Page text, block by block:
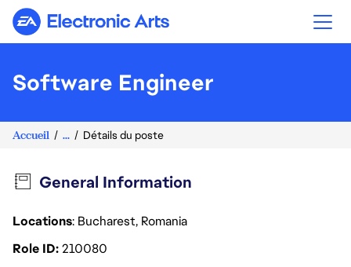
Electronic Arts
Software Engineer
Accueil ... Détails du poste
General Information
Locations: Bucharest, Romania
Role ID210080